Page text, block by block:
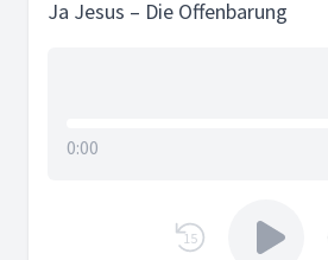
Ja Jesus – Die Offenbarung
0:00
15